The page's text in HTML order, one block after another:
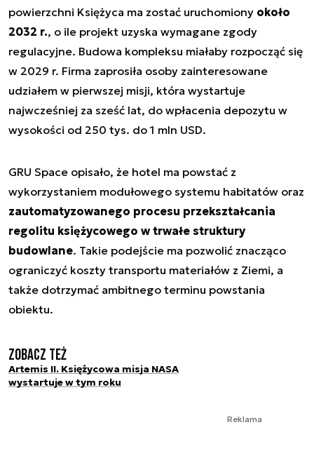
powierzchni Księżyca ma zostać uruchomiony około
2032 r., o ile projekt uzyska wymagane zgody
regulacyjne. Budowa kompleksu miałaby rozpocząć się
w 2029 r. Firma zaprosiła osoby zainteresowane
udziałem w pierwszej misji, która wystartuje
najwcześniej za sześć lat, do wpłacenia depozytu w
wysokości od 250 tys. do 1 mln USD.
GRU Space opisało, że hotel ma powstać z
wykorzystaniem modułowego systemu habitatów oraz
zautomatyzowanego procesu przekształcania
regolitu księżycowego w trwałe struktury
budowlane. Takie podejście ma pozwolić znacząco
ograniczyć koszty transportu materiałów z Ziemi, a
także dotrzymać ambitnego terminu powstania
obiektu.
Zobacz też
Artemis II. Księżycowa misja NASA
wystartuje w tym roku
Reklama